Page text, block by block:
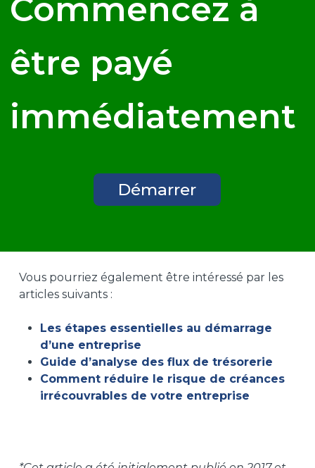
Commencez à
être payé
immédiatement
Démarrer
Vous pourriez également être intéressé par les
articles suivants :
Les étapes essentielles au démarrage
d’une entreprise
Guide d’analyse des flux de trésorerie
Comment réduire le risque de créances
irrécouvrables de votre entreprise